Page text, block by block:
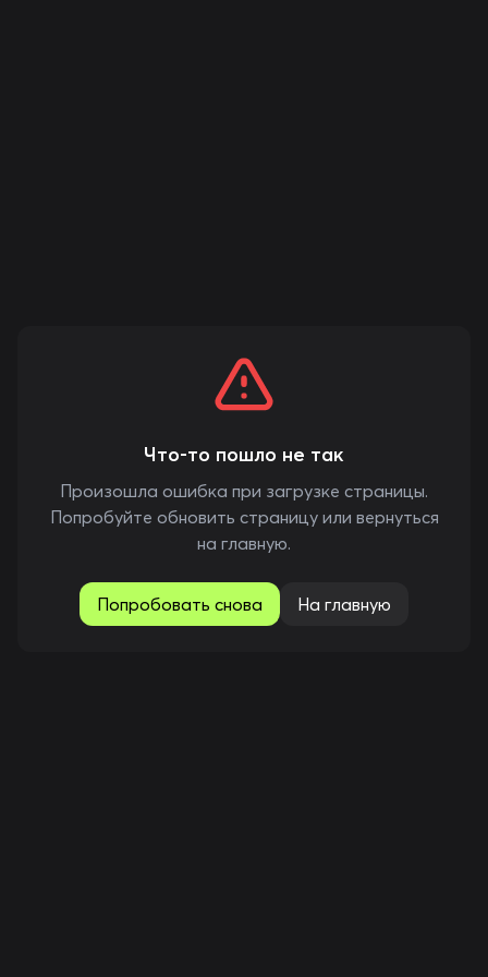
Что-то пошло не так
Произошла ошибка при загрузке страницы.
Попробуйте обновить страницу или вернуться
на главную.
Попробовать снова На главную